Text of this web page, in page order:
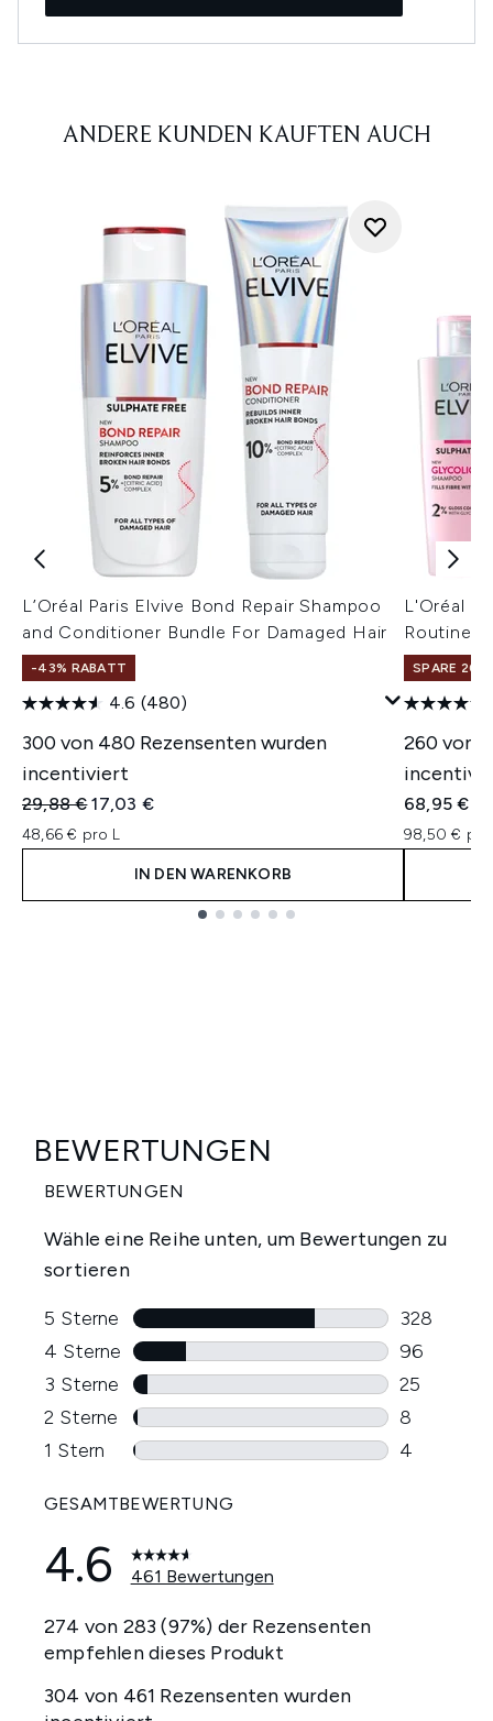
ANDERE KUNDEN KAUFTEN AUCH
L’Oréal Paris Elvive Bond Repair Shampoo
and Conditioner Bundle For Damaged Hair
-43% RABATT
4.6 (480)
300 von 480 Rezensenten wurden
incentiviert
Unverbindliche Preisempfehlung:
29,88 €Aktueller Preis:
17,03 €
48,66 € pro L
IN DEN WARENKORB
L'Oréal
Routine
SPARE 20%
260 von
68,95 €
98,50 €